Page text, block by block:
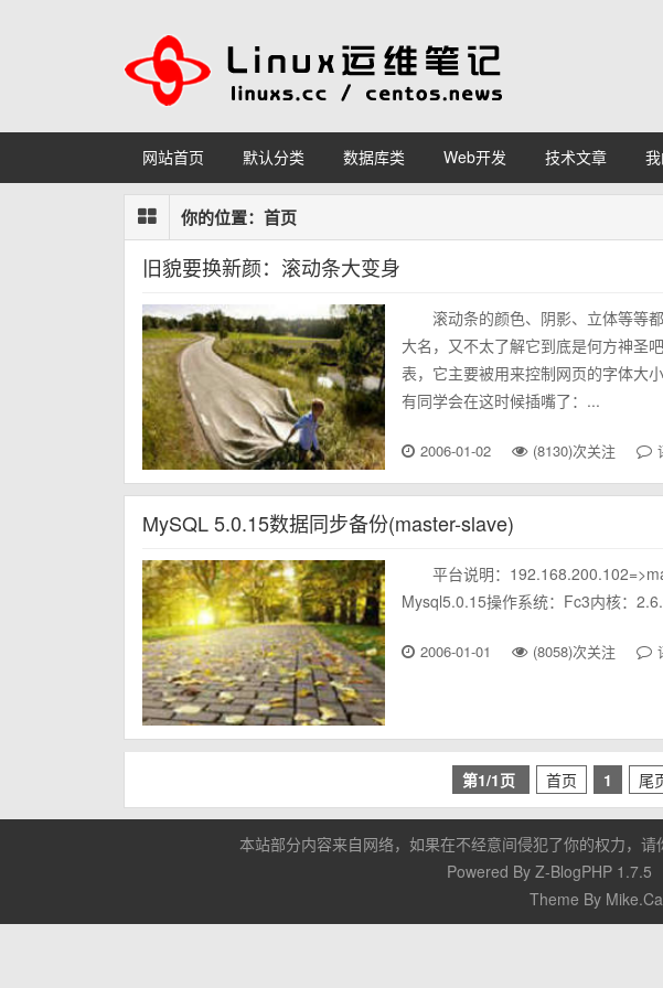
网站首页 默认分类 数据库类 Web开发 技术文章
你的位置： 首页
旧貌要换新颜：滚动条大变身
滚动条的颜色、阴影、立体等等
大名，又不太了解它到底是何方神圣
表，它主要被用来控制网页的字体大
有同学会在这时候插嘴了：...
2006-01-02 (8130)次关注
MySQL 5.0.15数据同步备份(master-slave)
平台说明：
Mysql5.0.15操作系统：Fc3内核：
2006-01-01 (8058)次关注
第1/1页 首页 1 尾
本站部分内容来自网络，如果在不经意间侵犯了你的权力，
Powered By Z-BlogPHP 1.7.5
Theme By